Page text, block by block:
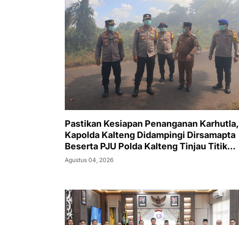
Pastikan Kesiapan Penanganan Karhutla,
Kapolda Kalteng Didampingi Dirsamapta
Beserta PJU Polda Kalteng Tinjau Titik
Api dan Pos Satgas di Kotawaringin Timur
Agustus 04, 2026